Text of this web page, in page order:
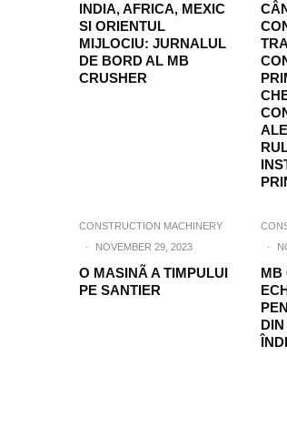
INDIA, AFRICA, MEXIC
SI ORIENTUL
MIJLOCIU: JURNALUL
DE BORD AL MB
CRUSHER
CONSTRUCTION MACHINERY
·
NOVEMBER 29, 2023
O MASINÃ A TIMPULUI
PE SANTIER
·
MB